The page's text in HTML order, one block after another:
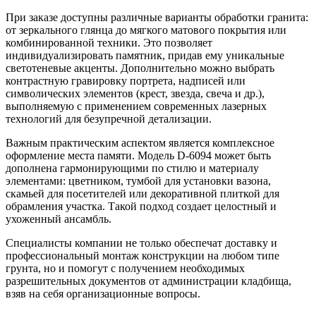
При заказе доступны различные варианты обработки гранита:
от зеркального глянца до мягкого матового покрытия или
комбинированной техники. Это позволяет
индивидуализировать памятник, придав ему уникальные
светотеневые акценты. Дополнительно можно выбрать
контрастную гравировку портрета, надписей или
символических элементов (крест, звезда, свеча и др.),
выполняемую с применением современных лазерных
технологий для безупречной детализации.
Важным практическим аспектом является комплексное
оформление места памяти. Модель D-6094 может быть
дополнена гармонирующими по стилю и материалу
элементами: цветником, тумбой для установки вазона,
скамьей для посетителей или декоративной плиткой для
обрамления участка. Такой подход создает целостный и
ухоженный ансамбль.
Специалисты компании не только обеспечат доставку и
профессиональный монтаж конструкции на любом типе
грунта, но и помогут с получением необходимых
разрешительных документов от администрации кладбища,
взяв на себя организационные вопросы.